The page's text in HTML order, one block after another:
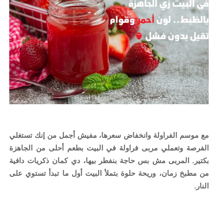
مع موسم الفراولة وانخفاض سعرها، مفيش أجمل من إنك تستغلي
الفرصة وتعملي مربى فراولة في البيت بطعم أحلى من الجاهزة
بكتير. المربى مش بس حاجة بنفطر بيها، دي كمان ذكريات دافية
من مطبخ زمان، وريحة حلوة بتملأ البيت أول ما تبدأ تستوي على
النار.